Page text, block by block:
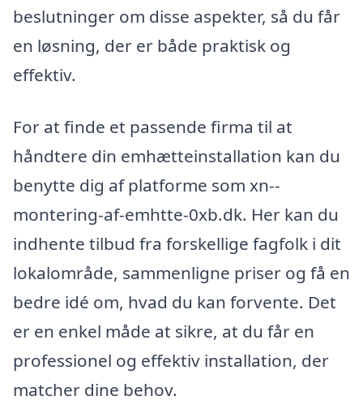
beslutninger om disse aspekter, så du får
en løsning, der er både praktisk og
effektiv.
For at finde et passende firma til at
håndtere din emhætteinstallation kan du
benytte dig af platforme som xn--
montering-af-emhtte-0xb.dk. Her kan du
indhente tilbud fra forskellige fagfolk i dit
lokalområde, sammenligne priser og få en
bedre idé om, hvad du kan forvente. Det
er en enkel måde at sikre, at du får en
professionel og effektiv installation, der
matcher dine behov.